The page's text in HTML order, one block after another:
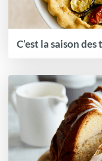
C’est la saison